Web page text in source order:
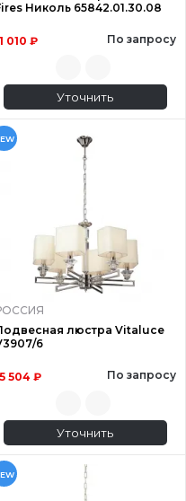
Николь 65842.01.30.08
010 ₽ По запросу
Уточнить
люстра Vitaluce
6
504 ₽ По запросу
Уточнить